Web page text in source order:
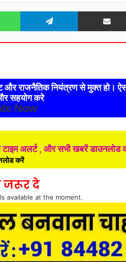
WhatsApp Telegram
और राजनैतिक नियंत्रण से मुक्त हो।
सहयोग करे
Now
टाइम अलर्ट , और सभी खबरें डाउनलोड
करें
जरूर दे
available at the moment.